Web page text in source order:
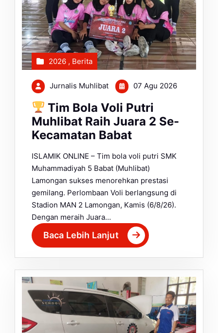
2026 , Berita
Jurnalis Muhlibat 07 Agu 2026
Tim Bola Voli Putri
Muhlibat Raih Juara 2 Se-
Kecamatan Babat
ISLAMIK ONLINE – Tim bola voli putri SMK
Muhammadiyah 5 Babat (Muhlibat)
Lamongan sukses menorehkan prestasi
gemilang. Perlombaan Voli berlangsung di
Stadion MAN 2 Lamongan, Kamis (6/8/26).
Dengan meraih Juara…
Baca Lebih Lanjut